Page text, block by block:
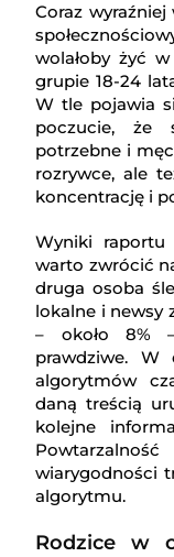
Coraz
wolałoby żyć
grupie 18-24
W tle pojawia
poczucie, że
potrzebne i
rozrywce, ale
koncentrację i
Wyniki raportu
warto zwrócić
druga osoba
lokalne i newsy
– około 8%
prawdziwe. W
algorytmów
daną treścią
kolejne
wiarygodności
algorytmu.
Rodzice w